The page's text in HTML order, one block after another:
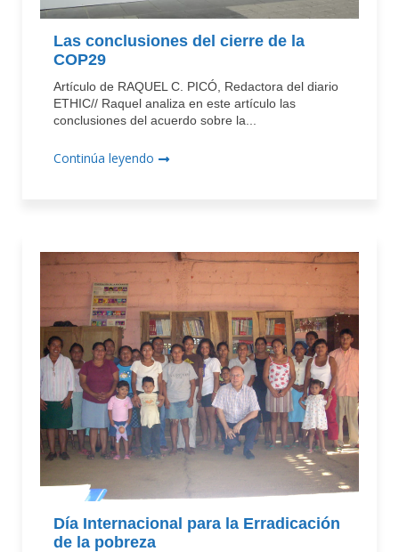
Las conclusiones del cierre de la
COP29
Artículo de RAQUEL C. PICÓ, Redactora del diario
ETHIC// Raquel analiza en este artículo las
conclusiones del acuerdo sobre la...
Continúa leyendo
Día Internacional para la Erradicación
de la pobreza